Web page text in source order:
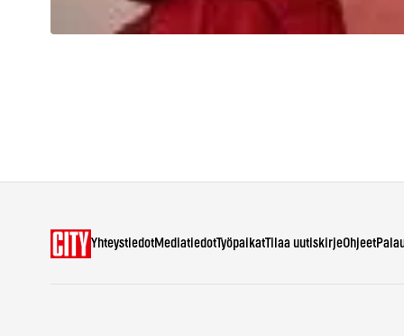
YhteystiedotMediatiedotTyöpaikatTilaa uutiskirjeOhjeet